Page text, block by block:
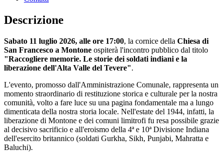
Descrizione
Sabato 11 luglio 2026, alle ore 17:00, la cornice della Chiesa di
San Francesco a Montone ospiterà l'incontro pubblico dal titolo
"Raccogliere memorie. Le storie dei soldati indiani e la
liberazione dell'Alta Valle del Tevere".
L'evento, promosso dall'Amministrazione Comunale, rappresenta un
momento straordinario di restituzione storica e culturale per la nostra
comunità, volto a fare luce su una pagina fondamentale ma a lungo
dimenticata della nostra storia locale. Nell'estate del 1944, infatti, la
liberazione di Montone e dei comuni limitrofi fu resa possibile grazie
al decisivo sacrificio e all'eroismo della 4ª e 10ª Divisione Indiana
dell'esercito britannico (soldati Gurkha, Sikh, Punjabi, Mahratta e
Baluchi).